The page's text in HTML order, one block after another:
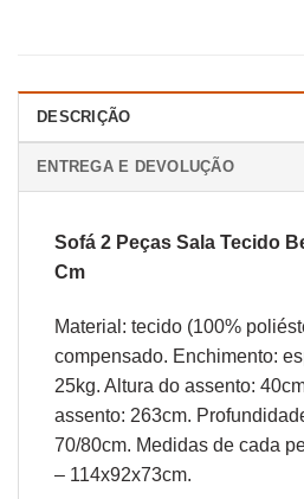
DESCRIÇÃO
ENTREGA E DEVOLUÇÃO
Sofá 2 Peças Sala Tecido
Cm
Material: tecido (100%
compensado. Enchimento:
25kg. Altura do assento:
assento: 263cm.
70/80cm. Medidas de cada
– 114x92x73cm.